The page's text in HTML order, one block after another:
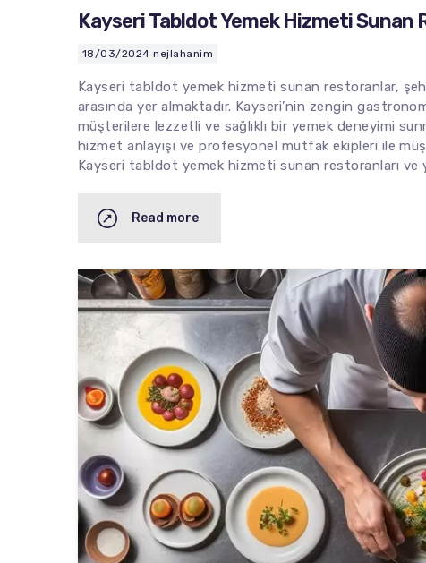
Kayseri Tabldot Yemek Hizmeti Sunan
18/03/2024 nejlahanim
Kayseri tabldot yemek hizmeti sunan restoranlar,
arasında yer almaktadır. Kayseri’nin zengin
müşterilere lezzetli ve sağlıklı bir yemek deneyimi
hizmet anlayışı ve profesyonel mutfak ekipleri ile
Kayseri tabldot yemek hizmeti sunan restoranları ve
Read more